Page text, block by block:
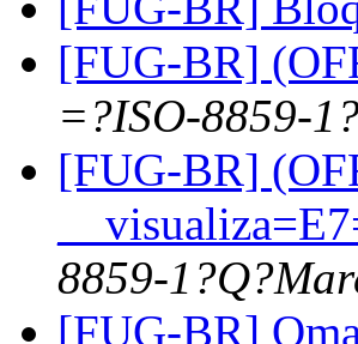
[FUG-BR]
=?ISO-8859-
[FUG-BR]
8859-
[FUG-BR]